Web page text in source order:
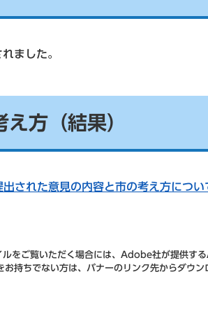
ました。
方（結果）
された意見の内容と市の考え方につ
ルをご覧いただく場合には、Adobe社が提供す
持ちでない方は、バナーのリンク先からダウン